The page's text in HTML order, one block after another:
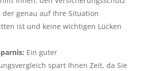
der genau auf Ihre Situation
ist und keine wichtigen Lücken
Ein guter
spart Ihnen Zeit, da Sie